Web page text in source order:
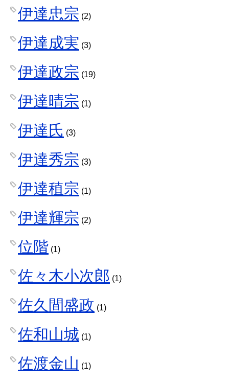
伊達忠宗 (2)
伊達成実 (3)
伊達政宗 (19)
伊達晴宗 (1)
伊達氏 (3)
伊達秀宗 (3)
伊達稙宗 (1)
伊達輝宗 (2)
位階 (1)
佐々木小次郎 (1)
佐久間盛政 (1)
佐和山城 (1)
佐渡金山 (1)